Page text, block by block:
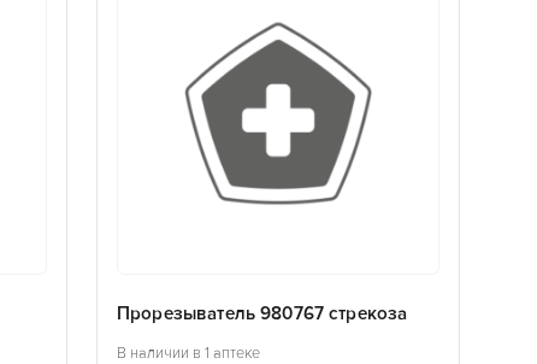
Прорезыватель 980767 стрекоза
В наличии в 1 аптеке